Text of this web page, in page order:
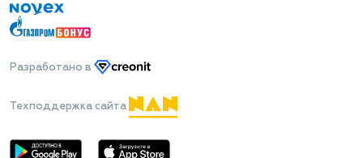
Разработано в
Техподдержка сайта